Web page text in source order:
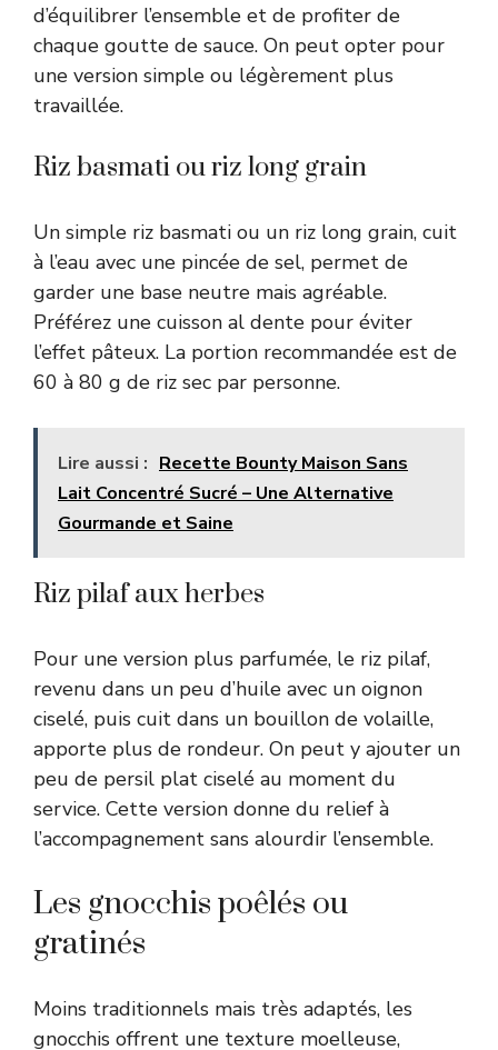
d’équilibrer l’ensemble et de profiter de
chaque goutte de sauce. On peut opter pour
une version simple ou légèrement plus
travaillée.
Riz basmati ou riz long grain
Un simple riz basmati ou un riz long grain, cuit
à l’eau avec une pincée de sel, permet de
garder une base neutre mais agréable.
Préférez une cuisson al dente pour éviter
l’effet pâteux. La portion recommandée est de
60 à 80 g de riz sec par personne.
Lire aussi : Recette Bounty Maison Sans
Lait Concentré Sucré – Une Alternative
Gourmande et Saine
Riz pilaf aux herbes
Pour une version plus parfumée, le riz pilaf,
revenu dans un peu d’huile avec un oignon
ciselé, puis cuit dans un bouillon de volaille,
apporte plus de rondeur. On peut y ajouter un
peu de persil plat ciselé au moment du
service. Cette version donne du relief à
l’accompagnement sans alourdir l’ensemble.
Les gnocchis poêlés ou
gratinés
Moins traditionnels mais très adaptés, les
gnocchis offrent une texture moelleuse,